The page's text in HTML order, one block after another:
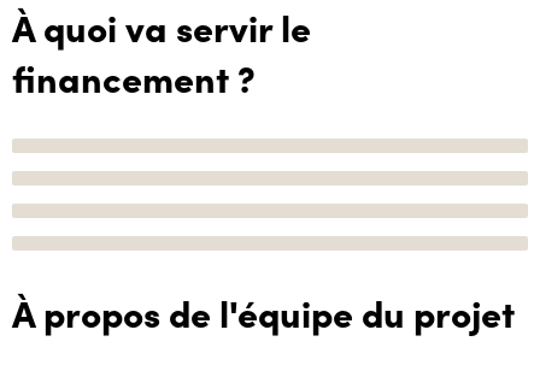
À quoi va servir le
financement ?
À propos de l'équipe du projet